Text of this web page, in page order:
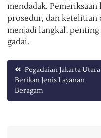
mendadak.
prosedur, dan ketelitian
menjadi langkah
gadai.
Post
navigation
Pegadaian Jakarta Utara
Berikan Jenis Layanan
Beragam